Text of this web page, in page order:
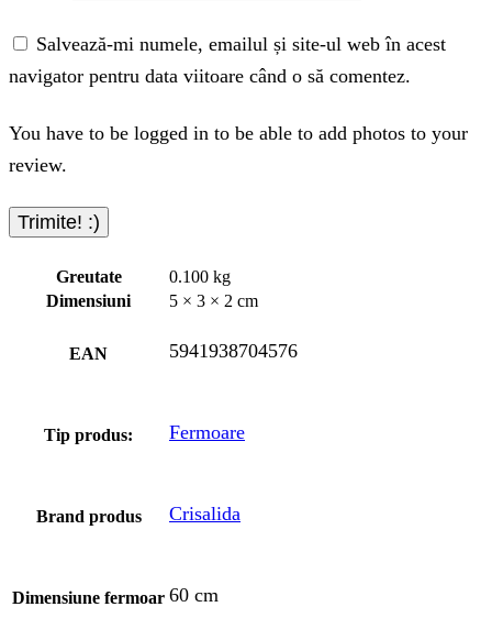
Salvează-mi numele, emailul și site-ul web în acest
navigator pentru data viitoare când o să comentez.
You have to be logged in to be able to add photos to your
review.
Greutate
0.100 kg
Dimensiuni
5 × 3 × 2 cm
EAN 5941938704576
Tip produs: Fermoare
Brand produs Crisalida
Dimensiune fermoar 60 cm